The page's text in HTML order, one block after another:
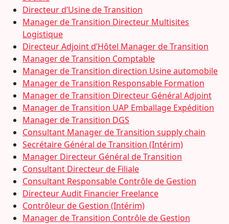
Directeur d’Usine de Transition
Manager de Transition Directeur Multisites
Logistique
Directeur Adjoint d’Hôtel Manager de Transition
Manager de Transition Comptable
Manager de Transition direction Usine automobile
Manager de Transition Responsable Formation
Manager de Transition Directeur Général Adjoint
Manager de Transition UAP Emballage Expédition
Manager de Transition DGS
Consultant Manager de Transition supply chain
Secrétaire Général de Transition (Intérim)
Manager Directeur Général de Transition
Consultant Directeur de Filiale
Consultant Responsable Contrôle de Gestion
Directeur Audit Financier Freelance
Contrôleur de Gestion (Intérim)
Manager de Transition Contrôle de Gestion